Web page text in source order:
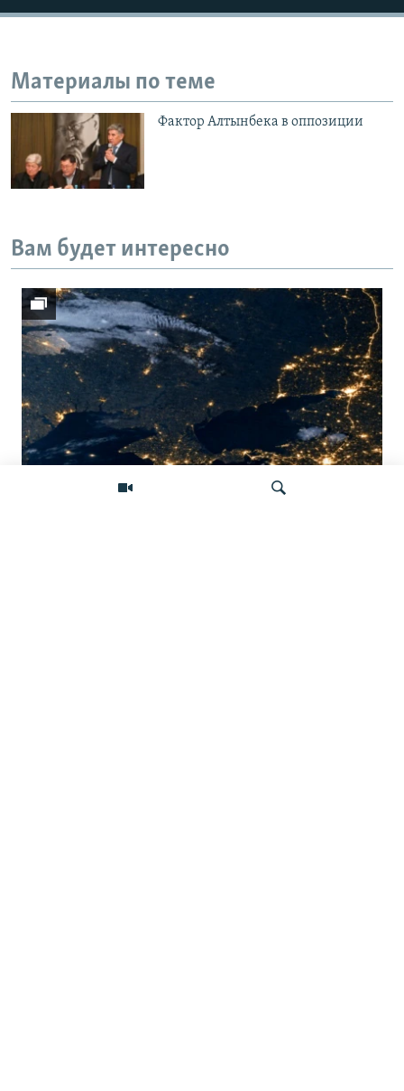
Материалы по теме
Фактор Алтынбека в оппозиции
Вам будет интересно